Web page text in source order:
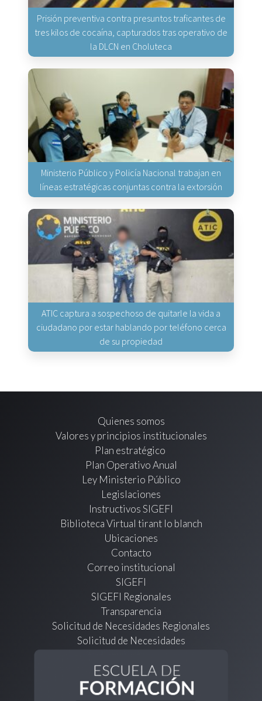
Prisión preventiva contra presuntos traficantes de
tres kilos de cocaína, capturados tras operativo de
la DLCN en Choluteca
Ministerio Público y Policía Nacional trabajan en
líneas estratégicas conjuntas contra la extorsión
ATIC captura a sospechoso de quitarle la vida a
ciudadano por estar hablando por teléfono cerca
de su propiedad
Quienes somos
Valores y principios institucionales
Plan estratégico
Plan Operativo Anual
Ley Ministerio Público
Legislaciones
Instructivos SIGEFI
Biblioteca Virtual tirant lo blanch
Ubicaciones
Contacto
Correo institucional
SIGEFI
SIGEFI Regionales
Transparencia
Solicitud de Necesidades Regionales
Solicitud de Necesidades